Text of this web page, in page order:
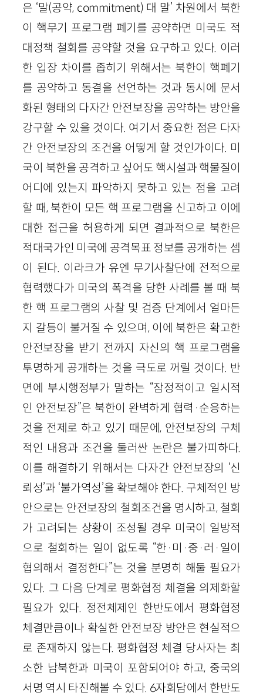
은 ‘말(공약, commitment) 대 말’ 차원에서 북한
이 핵무기 프로그램 폐기를 공약하면 미국도 적
대정책 철회를 공약할 것을 요구하고 있다. 이러
한 입장 차이를 좁히기 위해서는 북한이 핵폐기
를 공약하고 동결을 선언하는 것과 동시에 문서
화된 형태의 다자간 안전보장을 공약하는 방안을
강구할 수 있을 것이다. 여기서 중요한 점은 다자
간 안전보장의 조건을 어떻게 할 것인가이다. 미
국이 북한을 공격하고 싶어도 핵시설과 핵물질이
어디에 있는지 파악하지 못하고 있는 점을 고려
할 때, 북한이 모든 핵 프로그램을 신고하고 이에
대한 접근을 허용하게 되면 결과적으로 북한은
적대국가인 미국에 공격목표 정보를 공개하는 셈
이 된다. 이라크가 유엔 무기사찰단에 전적으로
협력했다가 미국의 폭격을 당한 사례를 볼 때 북
한 핵 프로그램의 사찰 및 검증 단계에서 얼마든
지 갈등이 불거질 수 있으며, 이에 북한은 확고한
안전보장을 받기 전까지 자신의 핵 프로그램을
투명하게 공개하는 것을 극도로 꺼릴 것이다. 반
면에 부시행정부가 말하는 “잠정적이고 일시적
인 안전보장”은 북한이 완벽하게 협력·순응하는
것을 전제로 하고 있기 때문에, 안전보장의 구체
적인 내용과 조건을 둘러싼 논란은 불가피하다.
이를 해결하기 위해서는 다자간 안전보장의 ‘신
뢰성’과 ‘불가역성’을 확보해야 한다. 구체적인 방
안으로는 안전보장의 철회조건을 명시하고, 철회
가 고려되는 상황이 조성될 경우 미국이 일방적
으로 철회하는 일이 없도록 “한·미·중·러·일이
협의해서 결정한다”는 것을 분명히 해둘 필요가
있다. 그 다음 단계로 평화협정 체결을 의제화할
필요가 있다. 정전체제인 한반도에서 평화협정
체결만큼이나 확실한 안전보장 방안은 현실적으
로 존재하지 않는다. 평화협정 체결 당사자는 최
소한 남북한과 미국이 포함되어야 하고, 중국의
서명 역시 타진해볼 수 있다. 6자회담에서 한반도